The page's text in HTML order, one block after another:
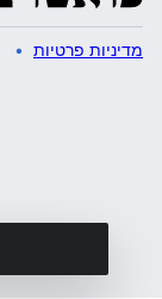
מדיניות פרטיות